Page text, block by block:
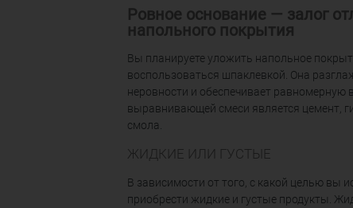
Ровное основание — залог
напольного покрытия
Вы планируете уложить напольное
воспользоваться шпаклевкой. Она
неровности и обеспечивает
выравнивающей смеси является цемент,
смола.
ЖИДКИЕ ИЛИ ГУСТЫЕ
В зависимости от того, с какой целью вы
приобрести жидкие и густые продукты.